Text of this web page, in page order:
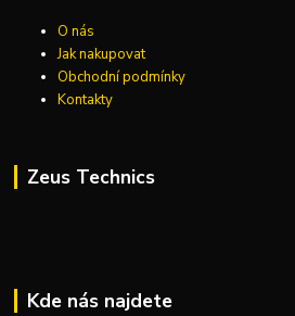
O nás
Jak nakupovat
Obchodní podmínky
Kontakty
Zeus Technics
Kde nás najdete